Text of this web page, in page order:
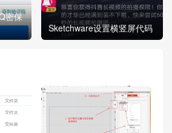
密保
Sketchware设置横竖屏代码